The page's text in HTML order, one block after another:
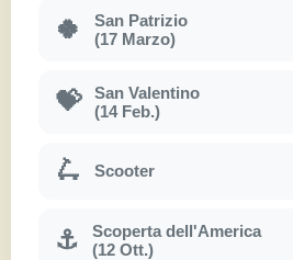
🍀
San Patrizio
(17 Marzo)
💝
San Valentino
(14 Feb.)
🛴 Scooter
⚓
Scoperta dell'America
(12 Ott.)